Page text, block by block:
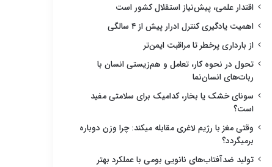
اقتدار علمی، پیش‌نیاز استقلال کشور است
اهمیت یادگیری کنترل ادرار پیش از ۴ سالگی
از بارداری پرخطر تا مراقبت ایمن‌تر
تحول در نحوه کار، تعامل و هم‌زیستی انسان با
ربات‌های انسان‌نما
سونای خشک یا بخار، کدامیک برای سلامتی مفید
است؟
وقتی مغز با رژیم لاغری مقابله میکند: چرا وزن دوباره
برمیگردد؟
تولید ضدآفتاب‌های نانویی بومی با عملکرد بهتر